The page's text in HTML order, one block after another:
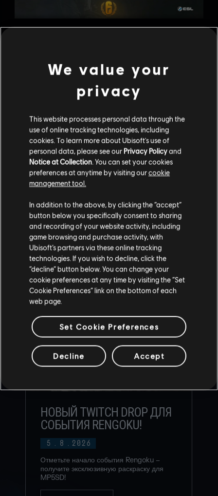
НАЗАД
найти на наших страницах вFacebookи
официальных форумах и разделах
РЕКОМЕНДУЕМЫЕ
МАТЕРИАЛЫ
5 . 8 . 2026
НОВЫЙ TWITCH DROP ДЛЯ
СОБЫТИЯ RENGOKU!
Отметьте начало события Rengoku –
получите эксклюзивную раскраску для
MP5SD!
We value your
privacy
This website processes personal data through the
use of online tracking technologies, including
cookies. To learn more about Ubisoft's use of
personal data, please see our Privacy Policyand
Notice at Collection. You can set your cookies
preferences at anytime by visiting ourcookie
management tool.
In addition to the above, by clicking the “accept”
button below you specifically consent to sharing
and recording of your website activity, including
game browsing and purchase activity, with
Ubisoft’s partners via these online tracking
technologies. If you wish to decline, click the
“decline” button below. You can change your
cookie preferences at any time by visiting the “Set
Cookie Preferences” link on the bottom of each
web page.
Set Cookie Preferences
Decline Accept